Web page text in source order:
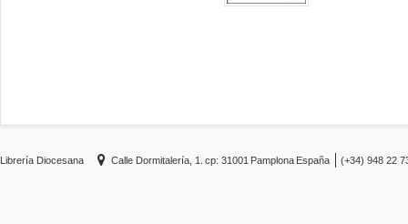
Librería Diocesana Calle Dormitalería, 1. cp: 31001 Pamplona España (+34) 948 22